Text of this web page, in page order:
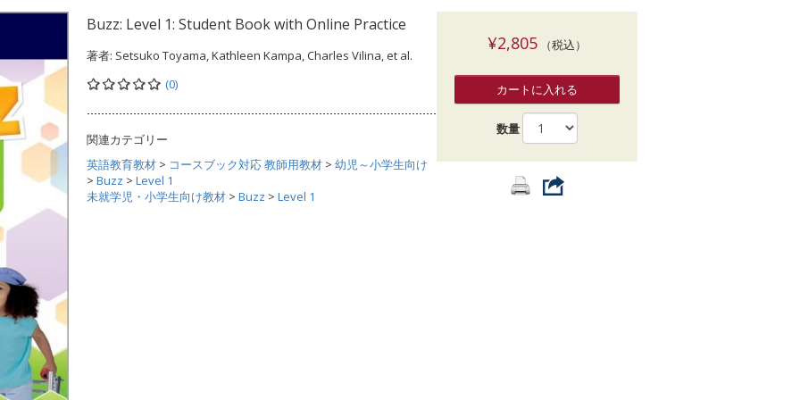
索
Buzz: Level 1: Student Book with Online Practice
著者: Setsuko Toyama, Kathleen Kampa, Charles Vilina, et al.
(0)
関連カテゴリー
英語教育教材 > コースブック対応 教師用教材 > 幼児～小学生向け
> Buzz > Level 1
未就学児・小学生向け教材 > Buzz > Level 1
¥2,805（税込）
カートに入れる
数量